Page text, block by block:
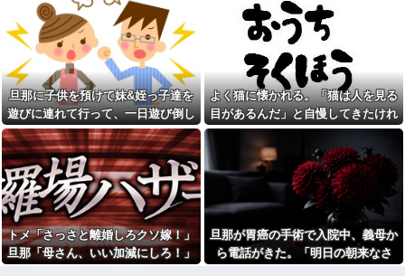
【画像】恋する女さん、ネッ
ト民が驚愕する大変身を遂げて
しまう←コレは凄過ぎるw w w
w w w w w
【画像】東京のライオンさ
ん、溶けるｗｗｗｗｗｗｗｗｗ
ｗｗｗｗｗｗｗｗｗｗｗｗｗ
【衝撃】蓮舫「蓮舫だから叩
いて良いという報道に向き合い
ます！」X民「高市だから叩いて
良いをやってるのがお前だろ」
←これ…w w
【画像】セブンイレブンのバ
イト「AIにちいかわの画像を食
わせてっと………できた！」
告白してきた会社の同僚と結
婚したが１か月たたずにレスに
→俺「〇〇だから夜を拒否する
のか！」嫁「そうｗあんたはた
か！？他
【悲報】スマホゲーム業界、
ガチで限界へ…「サ終」相次ぎ
倒産が過去最多ペース “当たれ
ば一攫千金”の時代が終わる
嫁「これってさ、浮気だよ
ね？」俺「まぁそういうことに
なりますかね」
本屋に現れた異臭＆浮浪者風
の男、ペタンコのボストンバッ
グをパンパンにして無会計で退
店！Gメンに確保され「なん
で？」と本気で困惑ｗｗｗ
警察や検察が冤罪率をデータ
として公表すべきだと思う
ウトメ「離婚しなさい」私夫
婦「！？」コトメ「いかがわし
いお店に入ってくのを見た！特
徴が一緒」夫「コトメはなんで
旦那に子供を預けて妹&姪っ子達を
遊びに連れて行って、一日遊び倒し
た。すると、旦那と喧嘩になってし
まい...
よく猫に懐かれる。「猫は人を見る
目があるんだ」と自慢してきたけれ
ど、今日たまたま読んだ記事である
ことを目にした
トメ「さっさと離婚しろクソ嫁！」
旦那「母さん、いい加減にしろ！」
旦那が胃癌の手術で入院中、義母か
ら電話がきた。「明日の朝来なさ